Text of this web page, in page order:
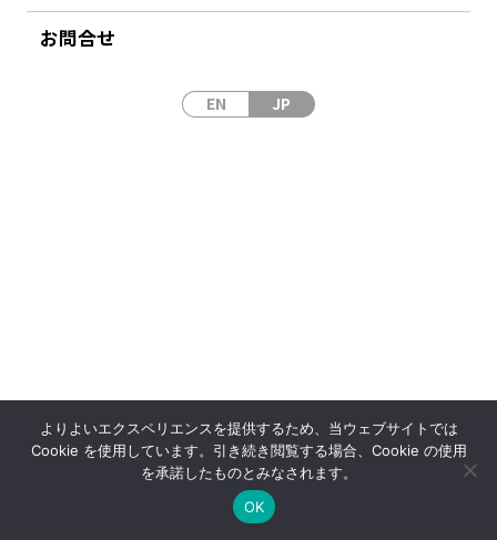
お問合せ
EN JP
よりよいエクスペリエンスを提供するため、当ウェブサイトでは
Cookie を使用しています。引き続き閲覧する場合、Cookie の使用
を承諾したものとみなされます。
OK